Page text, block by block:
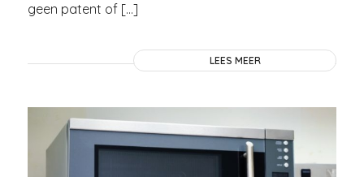
geen patent of […]
LEES MEER